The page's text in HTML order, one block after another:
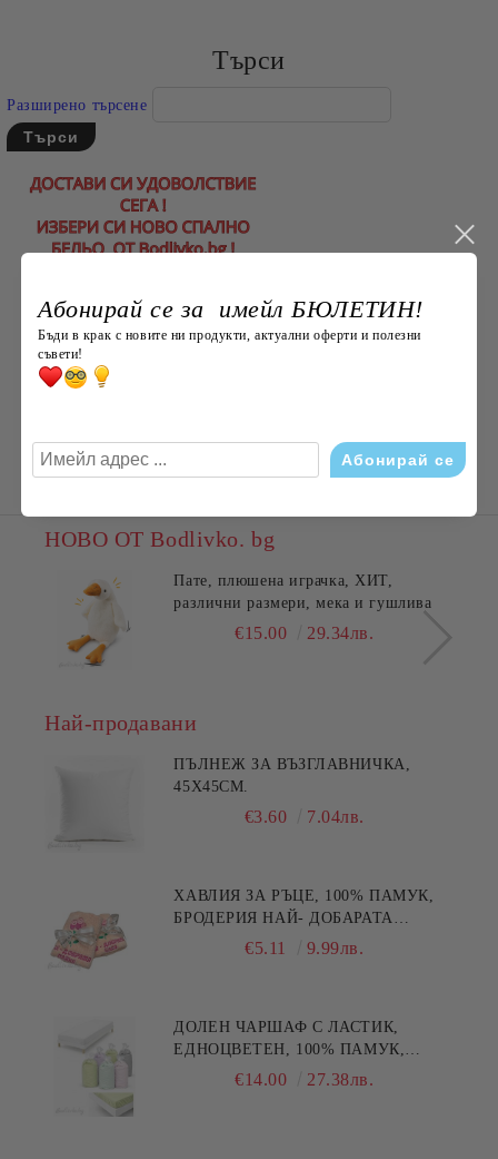
Търси
Разширено търсене
НОВО ОТ Bodlivko. bg
Пате, плюшена играчка, ХИТ,
различни размери, мека и гушлива
€15.00 29.34лв.
Най-продавани
ПЪЛНЕЖ ЗА ВЪЗГЛАВНИЧКА,
45X45СМ.
€3.60 7.04лв.
ХАВЛИЯ ЗА РЪЦЕ, 100% ПАМУК,
БРОДЕРИЯ НАЙ- ДОБАРАТА
МАЙКА/БАБА , РАЗМЕР:
€5.11 9.99лв.
ДОЛЕН ЧАРШАФ С ЛАСТИК,
ЕДНОЦВЕТЕН, 100% ПАМУК,
РАЗЛИЧНИ РАЗМЕРИ
€14.00 27.38лв.
Абонирай се за имейл БЮЛЕТИН!
Бъди в крак с новите ни продукти, актуални оферти и полезни
съвети!